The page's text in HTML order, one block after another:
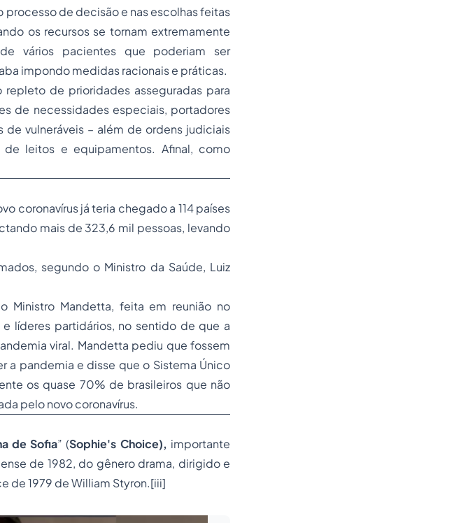
de decisão e nas escolhas feitas
os recursos se tornam extremamente
vários pacientes que poderiam ser
impondo medidas racionais e práticas.
de prioridades asseguradas para
de necessidades especiais, portadores
vulneráveis – além de ordens judiciais
leitos e equipamentos. Afinal, como
coronavírus já teria chegado a 114 países
mais de 323,6 mil pessoas, levando
segundo o Ministro da Saúde, Luiz
Ministro Mandetta, feita em reunião no
líderes partidários, no sentido de que a
viral. Mandetta pediu que fossem
a pandemia e disse que o Sistema Único
os quase 70% de brasileiros que não
pelo novo coronavírus.
de Sofia” (Sophie's Choice), importante
de 1982, do gênero drama, dirigido e
de 1979 de William Styron.[iii]